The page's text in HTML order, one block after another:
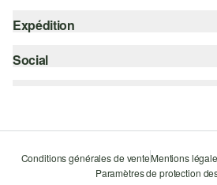
s.Oliver Card
Durabilité
Storefinder
Carte de crédit
Expédition
Suivi de colis
Social
Conditions générales de venteMentions
Paramètres de protection